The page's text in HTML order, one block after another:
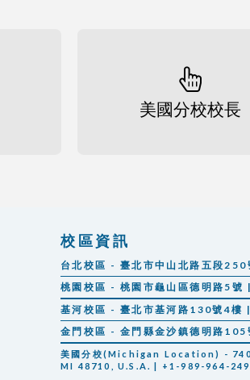
美國分校校長
校區資訊
台北校區 - 臺北市中山北路五段
桃園校區 - 桃園市龜山區德明路5
基河校區 - 臺北市基河路130號4
金門校區 - 金門縣金沙鎮德明路
美國分校(Michigan Location) -
MI 48710, U.S.A. | +1-989-964-